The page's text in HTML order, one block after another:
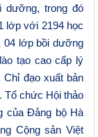
dưỡng, trong đó
lớp với 2194 học
04 lớp bồi dưỡng
tạo cao cấp lý
Chỉ đạo xuất bản
Tổ chức Hội thảo
của Đảng bộ Hà
Cộng sản Việt